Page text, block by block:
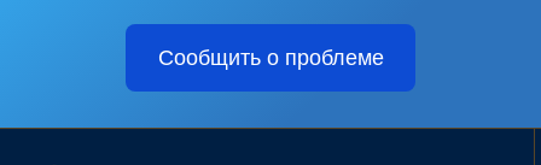
Сообщить о проблеме